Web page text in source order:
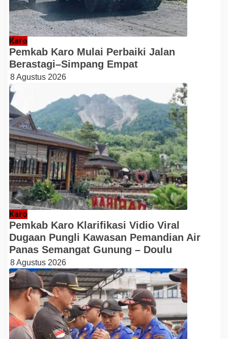
Karo
Pemkab Karo Mulai Perbaiki Jalan
Berastagi–Simpang Empat
8 Agustus 2026
Karo
Pemkab Karo Klarifikasi Vidio Viral
Dugaan Pungli Kawasan Pemandian Air
Panas Semangat Gunung – Doulu
8 Agustus 2026